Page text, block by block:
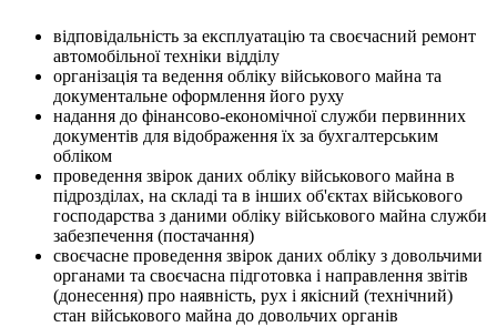
відповідальність за експлуатацію та своєчасний ремонт
автомобільної техніки відділу
організація та ведення обліку військового майна та
документальне оформлення його руху
надання до фінансово-економічної служби первинних
документів для відображення їх за бухгалтерським
обліком
проведення звірок даних обліку військового майна в
підрозділах, на складі та в інших об'єктах військового
господарства з даними обліку військового майна служби
забезпечення (постачання)
своєчасне проведення звірок даних обліку з довольчими
органами та своєчасна підготовка і направлення звітів
(донесення) про наявність, рух і якісний (технічний)
стан військового майна до довольчих органів